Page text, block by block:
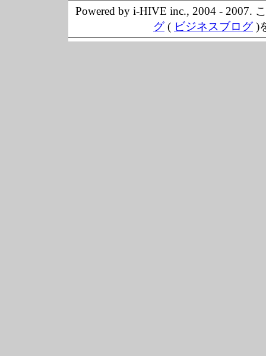
Powered by i-HIVE inc., 2004 - 2007.
グ( ビジネスブログ)